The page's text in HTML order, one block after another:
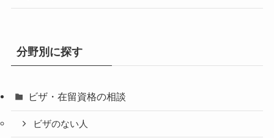
分野別に探す
ビザ・在留資格の相談
ビザのない人